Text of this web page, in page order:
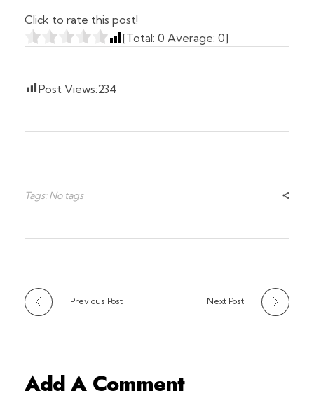
Click to rate this post!
[Total: 0 Average: 0]
Post Views:234
Tags: No tags
Previous Post Next Post
Add A Comment